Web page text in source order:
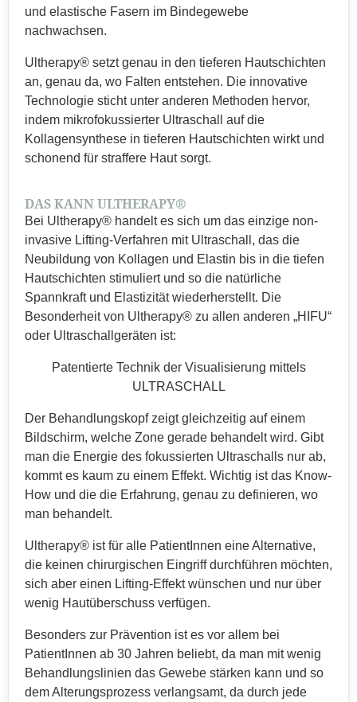
und elastische Fasern im Bindegewebe
nachwachsen.
Ultherapy® setzt genau in den tieferen Hautschichten
an, genau da, wo Falten entstehen. Die innovative
Technologie sticht unter anderen Methoden hervor,
indem mikrofokussierter Ultraschall auf die
Kollagensynthese in tieferen Hautschichten wirkt und
schonend für straffere Haut sorgt.
DAS KANN ULTHERAPY®
Bei Ultherapy® handelt es sich um das einzige non-
invasive Lifting-Verfahren mit Ultraschall, das die
Neubildung von Kollagen und Elastin bis in die tiefen
Hautschichten stimuliert und so die natürliche
Spannkraft und Elastizität wiederherstellt. Die
Besonderheit von Ultherapy® zu allen anderen „HIFU“
oder Ultraschallgeräten ist:
Patentierte Technik der Visualisierung mittels
ULTRASCHALL
Der Behandlungskopf zeigt gleichzeitig auf einem
Bildschirm, welche Zone gerade behandelt wird. Gibt
man die Energie des fokussierten Ultraschalls nur ab,
kommt es kaum zu einem Effekt. Wichtig ist das Know-
How und die die Erfahrung, genau zu definieren, wo
man behandelt.
Ultherapy® ist für alle PatientInnen eine Alternative,
die keinen chirurgischen Eingriff durchführen möchten,
sich aber einen Lifting-Effekt wünschen und nur über
wenig Hautüberschuss verfügen.
Besonders zur Prävention ist es vor allem bei
PatientInnen ab 30 Jahren beliebt, da man mit wenig
Behandlungslinien das Gewebe stärken kann und so
dem Alterungsprozess verlangsamt, da durch jede